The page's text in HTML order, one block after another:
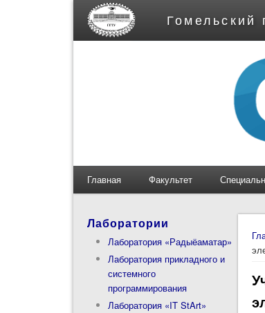
Гомельский
Главная Факультет
Лаборатории
Лаборатория «Радыёаматар»
Лаборатория прикладного и
системного
программирования
Лаборатория «IT StArt»